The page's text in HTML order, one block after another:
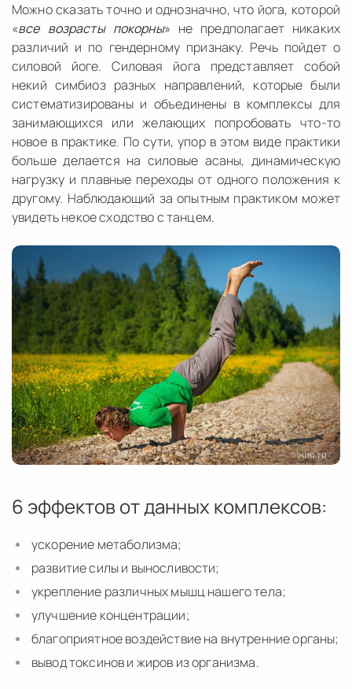
Можно сказать точно и однозначно, что йога, которой
«все возрасты покорны» не предполагает никаких
различий и по гендерному признаку. Речь пойдет о
силовой йоге. Силовая йога представляет собой
некий симбиоз разных направлений, которые были
систематизированы и объединены в комплексы для
занимающихся или желающих попробовать что-то
новое в практике. По сути, упор в этом виде практики
больше делается на силовые асаны, динамическую
нагрузку и плавные переходы от одного положения к
другому. Наблюдающий за опытным практиком может
увидеть некое сходство с танцем.
6 эффектов от данных комплексов:
ускорение метаболизма;
развитие силы и выносливости;
укрепление различных мышц нашего тела;
улучшение концентрации;
благоприятное воздействие на внутренние органы;
вывод токсинов и жиров из организма.